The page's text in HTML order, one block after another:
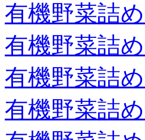
有機野菜詰
有機野菜詰
有機野菜詰
有機野菜詰